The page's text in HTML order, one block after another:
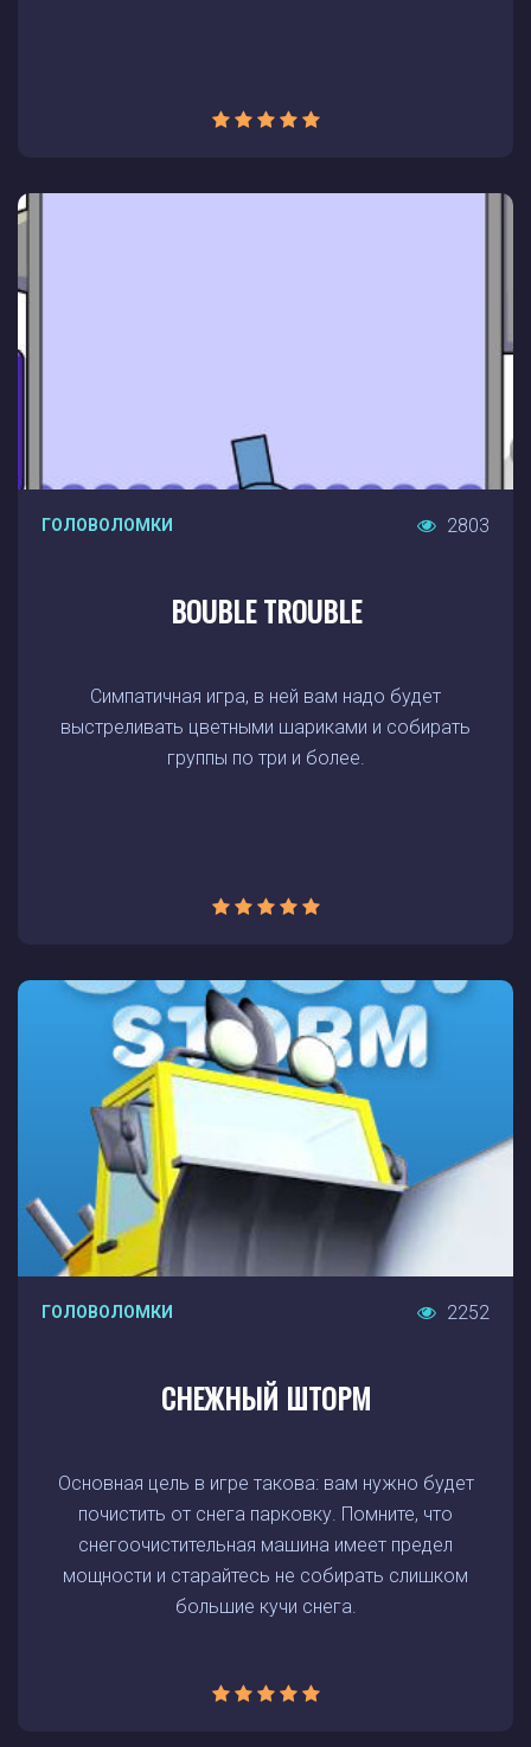
ГОЛОВОЛОМКИ 2803
BOUBLE TROUBLE
Симпатичная игра, в ней вам надо будет
выстреливать цветными шариками и собирать
группы по три и более.
ГОЛОВОЛОМКИ 2252
СНЕЖНЫЙ ШТОРМ
Основная цель в игре такова: вам нужно будет
почистить от снега парковку. Помните, что
снегоочистительная машина имеет предел
мощности и старайтесь не собирать слишком
большие кучи снега.